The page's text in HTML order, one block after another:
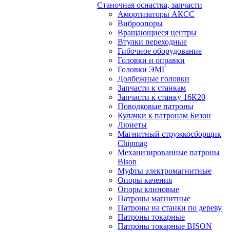
Станочная оснастка, запчасти
Амортизаторы АКСС
Виброопоры
Вращающиеся центры
Втулки переходные
Гибочное оборудование
Головки и оправки
Головки ЭМГ
Долбежные головки
Запчасти к станкам
Запчасти к станку 16К20
Поводковые патроны
Кулачки к патронам Бизон
Люнеты
Магнитный стружкосборщик
Chipmag
Механизированные патроны
Bison
Муфты электромагнитные
Опоры качения
Опоры клиновые
Патроны магнитные
Патроны на станки по дереву
Патроны токарные
Патроны токарные BISON